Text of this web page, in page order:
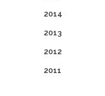
2014
2013
2012
2011